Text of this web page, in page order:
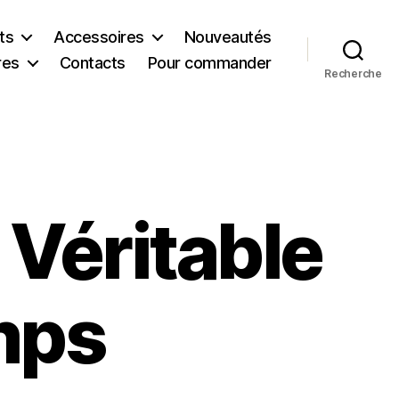
Accessoires
Nouveautés
Contacts Pour commander
Recherche
Véritable